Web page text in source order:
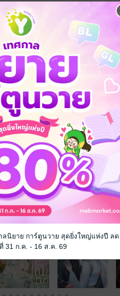
ลนิยาย การ์ตูนวาย สุดยิ่งใหญ่แห่งปี ลด
31 ก.ค. - 16 ส.ค. 69